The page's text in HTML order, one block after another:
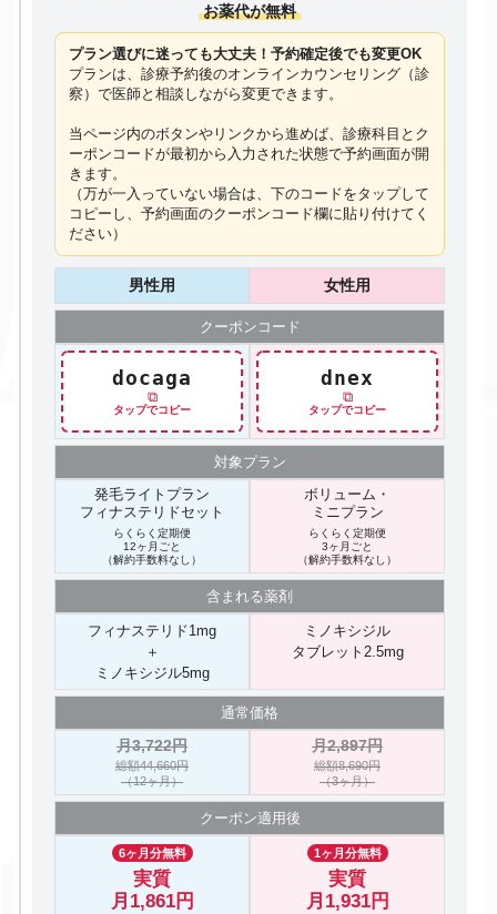
お薬代が無料
プラン選びに迷っても大丈夫！予約確定後でも変更OK
プランは、診療予約後のオンラインカウンセリング（診
察）で医師と相談しながら変更できます。
当ページ内のボタンやリンクから進めば、診療科目とク
ーポンコードが最初から入力された状態で予約画面が開
きます。
（万が一入っていない場合は、下のコードをタップ して
コピーし、予約画面のクーポンコード欄に貼り付けてく
ださい）
男性用 女性用
クーポン コード
docaga
⧉
タップでコピー
dnex
⧉
タップでコピー
対象プラン
発毛ライトプラン
フィナステリドセット
らくらく定期便
12ヶ月ごと
（解約手数料なし）
ボリューム・
ミニプラン
らくらく定期便
3ヶ月ごと
（解約手数料なし）
含まれる薬剤
フィナステリド1mg
＋
ミノキシジル5mg
ミノキシジル
タブレット2.5mg
通常価格
月3,722円
総額44,660円
（12ヶ月）
月2,897円
総額8,690円
（3ヶ月）
クーポン適用後
6ヶ月分無料
実質
月1,861円
1ヶ月分無料
実質
月1,931円